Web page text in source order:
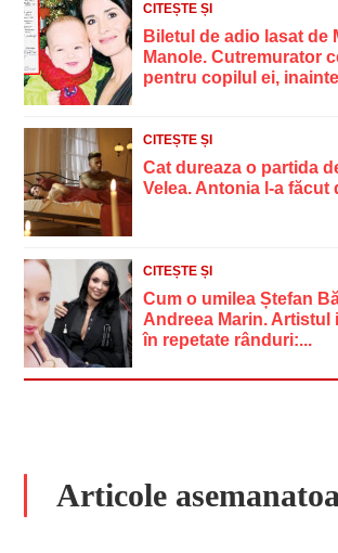
CITEȘTE ȘI
Biletul de adio lasat de
Manole. Cutremurator
pentru copilul ei,
CITEȘTE ȘI
Cat dureaza o partida
Velea. Antonia l-a făcut
CITEȘTE ȘI
Cum o umilea Ștefan
Andreea Marin. Artistul
în repetate rânduri:...
Articole